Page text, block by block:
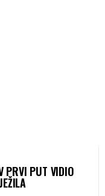
PRVI PUT VIDIO